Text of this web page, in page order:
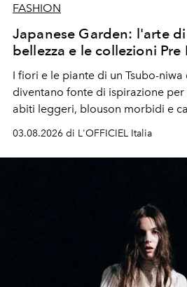
FASHION
Japanese Garden: l'arte
bellezza e le collezioni Pre
I fiori e le piante di un Tsubo-niwa
diventano fonte di ispirazione
abiti leggeri, blouson morbidi e
03.08.2026 di L'OFFICIEL Italia